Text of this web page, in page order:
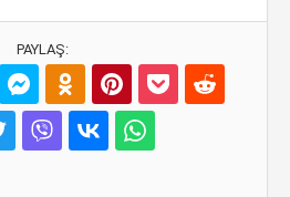
PAYLAŞ: